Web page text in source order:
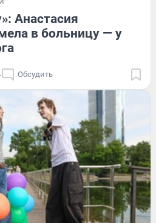
Анастасия
в больницу — у
Обсудить